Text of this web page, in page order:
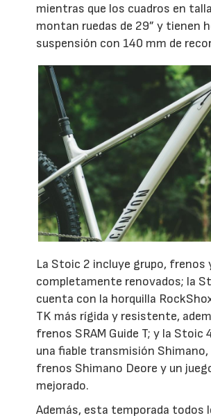
mientras que los cuadros en
montan ruedas de 29” y tienen
suspensión con 140 mm de
La Stoic 2 incluye grupo, frenos
completamente renovados; la
cuenta con la horquilla
TK más rígida y resistente,
frenos SRAM Guide T; y la Stoic
una fiable transmisión
frenos Shimano Deore y un
mejorado.
Además, esta temporada todos